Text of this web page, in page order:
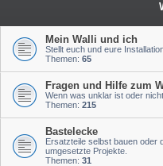
Mein Walli und ich
Stellt euch und eure
Themen: 65
Fragen und Hilfe zum
Wenn was unklar ist oder
Themen: 215
Bastelecke
Ersatzteile selbst bauen oder
umgesetzte Projekte.
Themen: 31